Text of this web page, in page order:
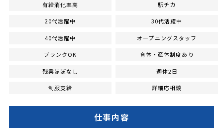
有給消化率高 駅チカ
20代活躍中 30代活躍中
40代活躍中 オープニングスタッフ
ブランクOK 育休・産休制度あり
残業ほぼなし 週休2日
制服支給 詳細応相談
仕事内容